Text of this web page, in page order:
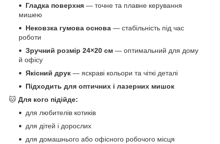
Гладка поверхня — точне та плавне керування
мишею
Нековзка гумова основа — стабільність під час
роботи
Зручний розмір 24×20 см — оптимальний для дому
й офісу
Якісний друк — яскраві кольори та чіткі деталі
Підходить для оптичних і лазерних мишок
🐱 Для кого підійде:
для любителів котиків
для дітей і дорослих
для домашнього або офісного робочого місця